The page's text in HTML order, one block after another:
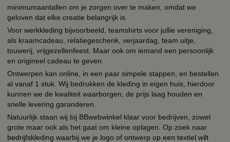
minimumaantallen om je zorgen over te maken, omdat we
geloven dat elke creatie belangrijk is.
Voor werkkleding bijvoorbeeld, teamshirts voor jullie vereniging,
als kraamcadeau, relatiegeschenk, verjaardag, team uitje,
touwerij, vrijgezellenfeest. Maar ook om iemand een persoonlijk
en origineel cadeau te geven.
Ontwerpen kan online, in een paar simpele stappen, en bestellen
al vanaf 1 stuk. Wij bedrukken de kleding in eigen huis, hierdoor
kunnen we de kwaliteit waarborgen, de prijs laag houden en
snelle levering garanderen.
Natuurlijk staan wij bij BBwebwinkel klaar voor bedrijven, zowel
grote maar ook als het gaat om kleine oplagen. Op zoek naar
bedrijfskleding waarbij we je logo of ontwerp op een textiel wilt